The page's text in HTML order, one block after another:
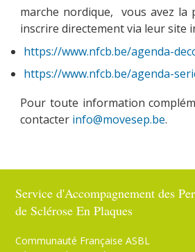
PARRAINAGE
NOUS CONTACTER
marche nordique, vous avez la
inscrire directement via leur site
https://www.nfcb.be/agenda-
https://www.nfcb.be/agenda-
Pour toute information
contacter info@movesep.be.
Service d'Accompagnement des
de Sclérose En Plaques
Communauté Française ASBL